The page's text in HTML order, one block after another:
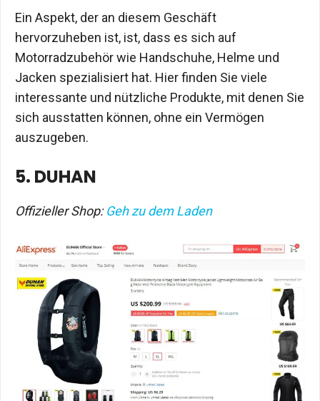
Ein Aspekt, der an diesem Geschäft
hervorzuheben ist, ist, dass es sich auf
Motorradzubehör wie Handschuhe, Helme und
Jacken spezialisiert hat. Hier finden Sie viele
interessante und nützliche Produkte, mit denen Sie
sich ausstatten können, ohne ein Vermögen
auszugeben.
5. DUHAN
Offizieller Shop:Geh zu dem Laden